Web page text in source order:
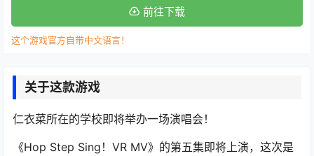
前往下载
这个游戏官方自带中文语言！
关于这款游戏
仁衣菜所在的学校即将举办一场演唱会！
《Hop Step Sing！VR MV》的第五集即将上演，这次是